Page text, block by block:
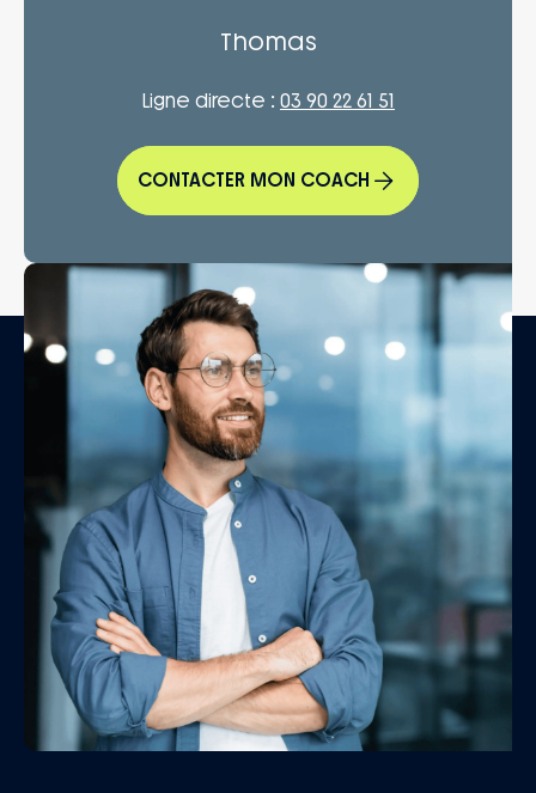
Thomas
Ligne directe : 03 90 22 61 51
CONTACTER MON COACH